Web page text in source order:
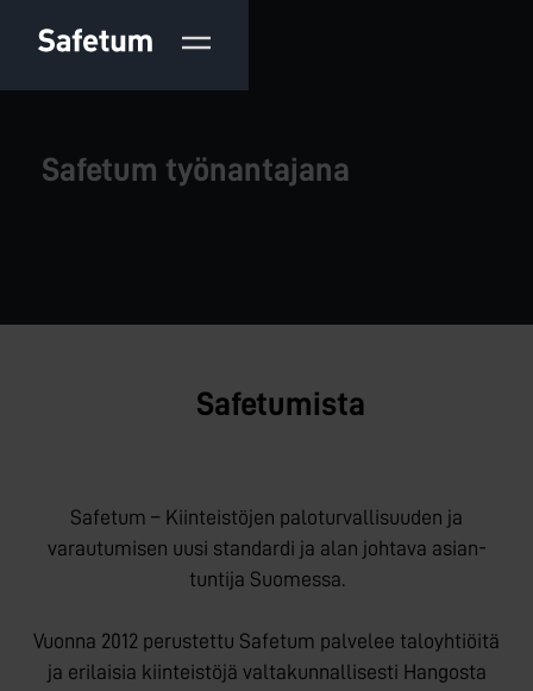
Safetum työnantajana
Safetumista
Safetum – Kiinteistöjen palo­turvallisuuden ja
varautumisen uusi standardi ja alan johtava asian­
tuntija Suomessa.
Vuonna 2012 perustettu Safetum palvelee talo­yhtiöitä
ja erilaisia kiinteistöjä valtakunnallisesti Hangosta